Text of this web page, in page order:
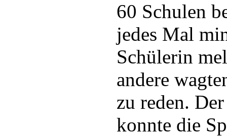
60 Schulen
jedes Mal
Schülerin
andere
zu reden.
konnte die